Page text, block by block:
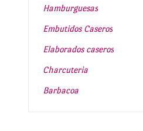
Hamburguesas
Embutidos Caseros
Elaborados caseros
Charcuteria
Barbacoa